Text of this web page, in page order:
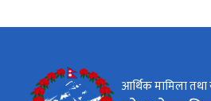
आर्थिक मामिला तथा